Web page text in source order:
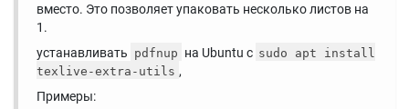
вместо. Это позволяет упаковать несколько листов на
1.
устанавливать pdfnup на Ubuntu с sudo apt install
texlive-extra-utils ,
Примеры: